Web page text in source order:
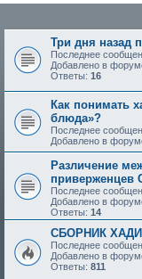
Три дня назад
Последнее
Добавлено в
Ответы: 16
Как понимать
блюда»?
Последнее
Добавлено в
Различение
приверженцев
Последнее
Добавлено в
Ответы: 14
СБОРНИК
Последнее
Добавлено в
Ответы: 811